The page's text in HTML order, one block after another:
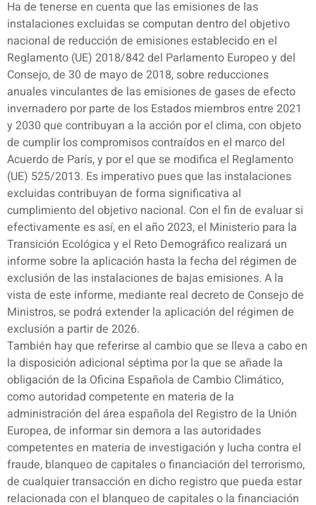
Ha de tenerse en cuenta que las emisiones de las
instalaciones excluidas se computan dentro del objetivo
nacional de reducción de emisiones establecido en el
Reglamento (UE) 2018/842 del Parlamento Europeo y del
Consejo, de 30 de mayo de 2018, sobre reducciones
anuales vinculantes de las emisiones de gases de efecto
invernadero por parte de los Estados miembros entre 2021
y 2030 que contribuyan a la acción por el clima, con objeto
de cumplir los compromisos contraídos en el marco del
Acuerdo de París, y por el que se modifica el Reglamento
(UE) 525/2013. Es imperativo pues que las instalaciones
excluidas contribuyan de forma significativa al
cumplimiento del objetivo nacional. Con el fin de evaluar si
efectivamente es así, en el año 2023, el Ministerio para la
Transición Ecológica y el Reto Demográfico realizará un
informe sobre la aplicación hasta la fecha del régimen de
exclusión de las instalaciones de bajas emisiones. A la
vista de este informe, mediante real decreto de Consejo de
Ministros, se podrá extender la aplicación del régimen de
exclusión a partir de 2026.
También hay que referirse al cambio que se lleva a cabo en
la disposición adicional séptima por la que se añade la
obligación de la Oficina Española de Cambio Climático,
como autoridad competente en materia de la
administración del área española del Registro de la Unión
Europea, de informar sin demora a las autoridades
competentes en materia de investigación y lucha contra el
fraude, blanqueo de capitales o financiación del terrorismo,
de cualquier transacción en dicho registro que pueda estar
relacionada con el blanqueo de capitales o la financiación